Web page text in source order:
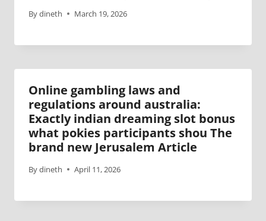
Bydineth March 19, 2026
Online gambling laws and
regulations around australia:
Exactly indian dreaming slot bonus
what pokies participants shou The
brand new Jerusalem Article
Bydineth April 11, 2026